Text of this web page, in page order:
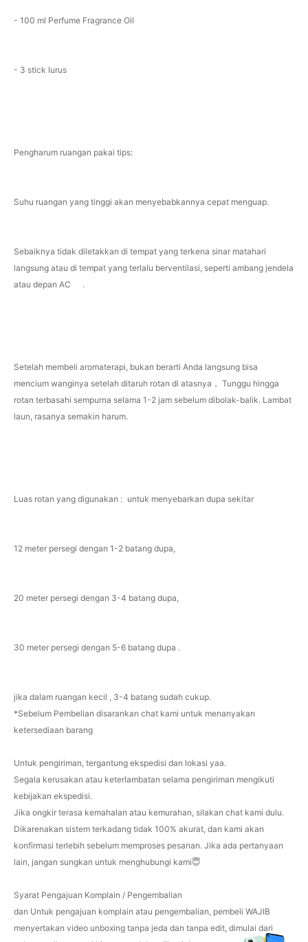
- 100 ml Perfume Fragrance Oil
- 3 stick lurus
Pengharum ruangan pakai tips:
Suhu ruangan yang tinggi akan menyebabkannya cepat menguap.
Sebaiknya tidak diletakkan di tempat yang terkena sinar matahari
langsung atau di tempat yang terlalu berventilasi, seperti ambang jendela
atau depan AC .
Setelah membeli aromaterapi, bukan berarti Anda langsung bisa
mencium wanginya setelah ditaruh rotan di atasnya， Tunggu hingga
rotan terbasahi sempurna selama 1-2 jam sebelum dibolak-balik. Lambat
laun, rasanya semakin harum.
Luas rotan yang digunakan : untuk menyebarkan dupa sekitar
12 meter persegi dengan 1-2 batang dupa,
20 meter persegi dengan 3-4 batang dupa,
30 meter persegi dengan 5-6 batang dupa .
jika dalam ruangan kecil , 3-4 batang sudah cukup.
*Sebelum Pembelian disarankan chat kami untuk menanyakan
ketersediaan barang
Untuk pengiriman, tergantung ekspedisi dan lokasi yaa.
Segala kerusakan atau keterlambatan selama pengiriman mengikuti
kebijakan ekspedisi.
Jika ongkir terasa kemahalan atau kemurahan, silakan chat kami dulu.
Dikarenakan sistem terkadang tidak 100% akurat, dan kami akan
konfirmasi terlebih sebelum memproses pesanan. Jika ada pertanyaan
lain, jangan sungkan untuk menghubungi kami😇
Syarat Pengajuan Komplain / Pengembalian
dan Untuk pengajuan komplain atau pengembalian, pembeli WAJIB
menyertakan video unboxing tanpa jeda dan tanpa edit, dimulai dari